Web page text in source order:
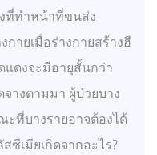
ที่ทำหน้าที่ขนส่ง
กายเมื่อร่างกายสร้างฮี
ดงจะมีอายุสั้นกว่า
างตามมา ผู้ป่วยบาง
ะที่บางรายอาจต้องได้
ซีเมียเกิดจากอะไร?